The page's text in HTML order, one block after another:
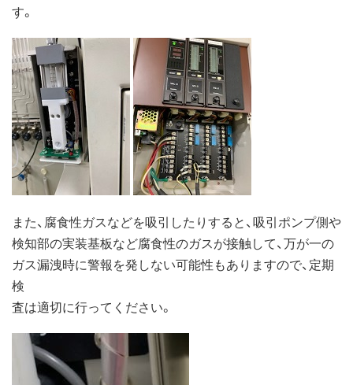
す。
また、腐食性ガスなどを吸引したりすると、吸引ポンプ側や
検知部の実装基板など腐食性のガスが接触して、万が一の
ガス漏洩時に警報を発しない可能性もありますので、定期
検
査は適切に行ってください。